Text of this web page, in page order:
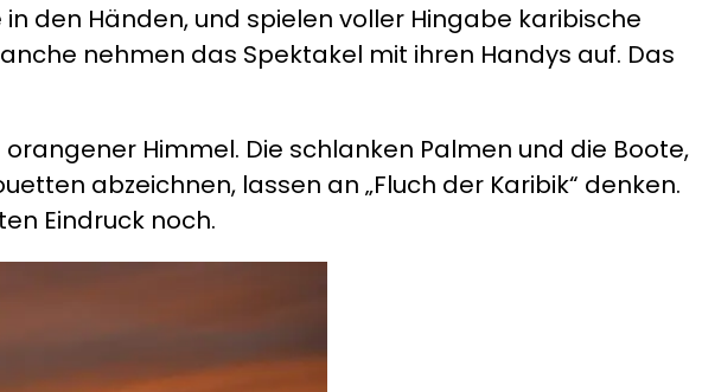
den Händen, und spielen voller Hingabe karibische
nehmen das Spektakel mit ihren Handys auf. Das
Himmel. Die schlanken Palmen und die Boote,
abzeichnen, lassen an „Fluch der Karibik“ denken.
Eindruck noch.